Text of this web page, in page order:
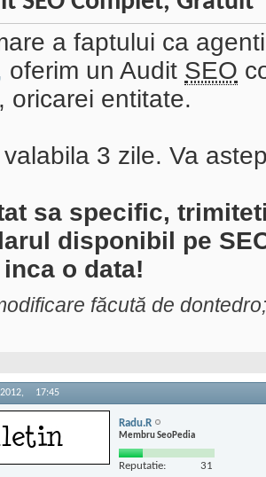
a faptului ca
oferim un Audit SEO
oricarei entitate.
3 zile. Va
sa specific,
disponibil pe
o data!
făcută de
17:45
Radu.R
Membru SeoPedia
Reputatie: 31